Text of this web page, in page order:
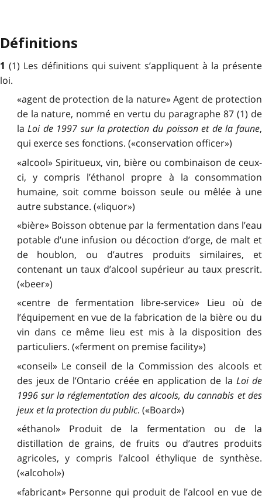
Définitions
1 (1) Les définitions qui suivent s’appliquent à la présente
loi.
«agent de protection de la nature» Agent de protection
de la nature, nommé en vertu du paragraphe 87 (1) de
laLoi de 1997 sur la protection du poisson et de la faune,
qui exerce ses fonctions. («conservation officer»)
«alcool» Spiritueux, vin, bière ou combinaison de ceux-
ci, y compris l’éthanol propre à la consommation
humaine, soit comme boisson seule ou mêlée à une
autre substance. («liquor»)
«bière» Boisson obtenue par la fermentation dans l’eau
potable d’une infusion ou décoction d’orge, de malt et
de houblon, ou d’autres produits similaires, et
contenant un taux d’alcool supérieur au taux prescrit.
(«beer»)
«centre de fermentation libre-service» Lieu où de
l’équipement en vue de la fabrication de la bière ou du
vin dans ce même lieu est mis à la disposition des
particuliers. («ferment on premise facility»)
«conseil» Le conseil de la Commission des alcools et
des jeux de l’Ontario créée en application de la Loi de
1996 sur la réglementation des alcools, du cannabis et des
jeux et la protection du public. («Board»)
«éthanol» Produit de la fermentation ou de la
distillation de grains, de fruits ou d’autres produits
agricoles, y compris l’alcool éthylique de synthèse.
(«alcohol»)
«fabricant» Personne qui produit de l’alcool en vue de